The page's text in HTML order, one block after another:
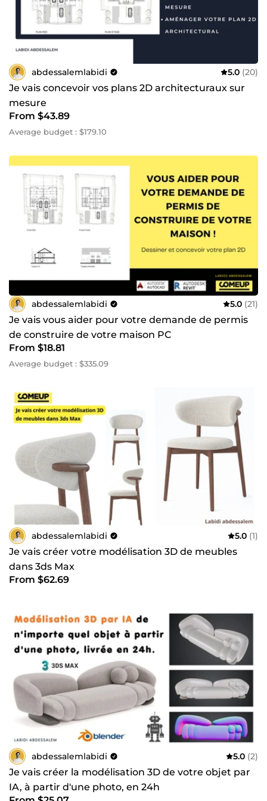
urgents.
abdessalemlabidi 5.0 (20)
Je vais concevoir vos plans 2D architecturaux sur
mesure
From $43.89
Average budget : $179.10
abdessalemlabidi 5.0 (21)
Je vais vous aider pour votre demande de permis
de construire de votre maison PC
From $18.81
Average budget : $335.09
abdessalemlabidi 5.0 (1)
Je vais créer votre modélisation 3D de meubles
dans 3ds Max
From $62.69
abdessalemlabidi 5.0 (2)
Je vais créer la modélisation 3D de votre objet par
IA, à partir d'une photo, en 24h